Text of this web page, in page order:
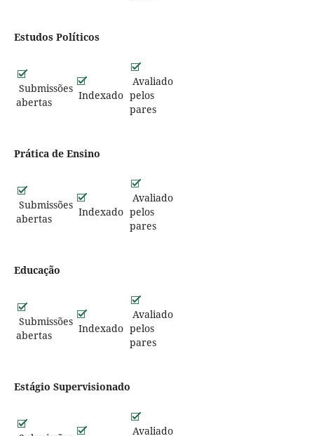
Estudos Políticos
Submissões
abertas
Indexado
Avaliado
pelos
pares
Prática de Ensino
Submissões
abertas
Indexado
Avaliado
pelos
pares
Educação
Submissões
abertas
Indexado
Avaliado
pelos
pares
Estágio Supervisionado
Avaliado